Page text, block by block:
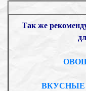
Так же
ВКУСНЫЕ